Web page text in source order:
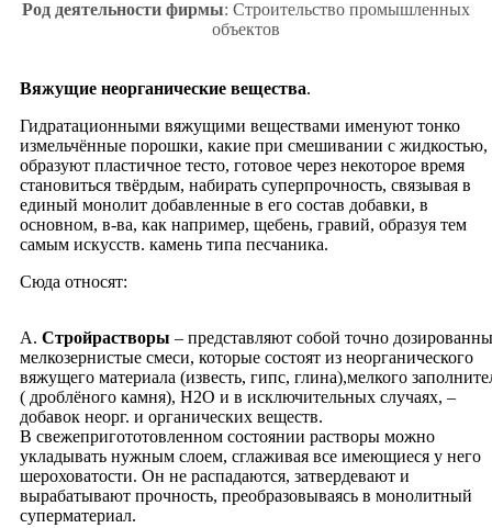
Род деятельности фирмы: Строительство промышленных
объектов
Вяжущие неорганические вещества.
Гидратационными вяжущими веществами именуют тонко
измельчённые порошки, какие при смешивании с жидкостью,
образуют пластичное тесто, готовое через некоторое время
становиться твёрдым, набирать суперпрочность, связывая в
единый монолит добавленные в его состав добавки, в
основном, в-ва, как например, щебень, гравий, образуя тем
самым искусств. камень типа песчаника.
Cюда относят:
А. Стройрастворы – представляют собой точно
мелкозернистые смеси, которые состоят из неорганического
вяжущего материала (известь, гипс, глина),мелкого
( дроблёного камня), Н2О и в исключительных случаях, –
добавок неорг. и органических веществ.
В свежепригототовленном состоянии растворы можно
укладывать нужным слоем, cглаживая все имеющиеся у него
шероховатости. Он не распадаются, затвердевают и
вырабатывают прочность, преобразовываясь в монолитный
суперматериал.